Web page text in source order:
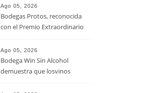
Ago 05, 2026
Bodegas Protos, reconocida
con el Premio Extraordinario
casi un siglo de excelencia
vitivinícola
Ago 05, 2026
Bodega Win Sin Alcohol
demuestra que losvinos